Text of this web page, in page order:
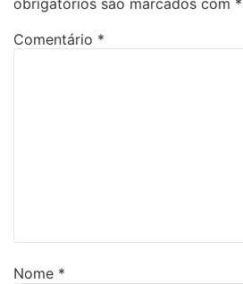
Comentário *
Nome *